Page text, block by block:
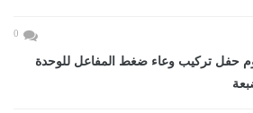
0
حفل تركيب وعاء ضغط المفاعل للوحدة